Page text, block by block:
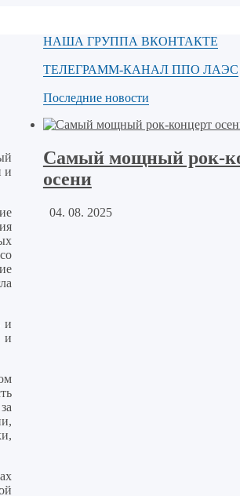
и
и
и
НАША ГРУППА ВКОНТАКТЕ
ТЕЛЕГРАММ-КАНАЛ ППО ЛАЭС
Последние новости
Самый мощный рок-
осени
04. 08. 2025